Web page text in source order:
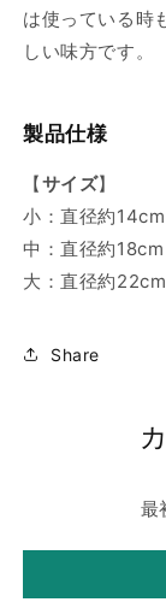
は使っている時
しい味方です。
製品仕様
【サイズ】
小：直径約
中：直径約
大：直径約
Share
最